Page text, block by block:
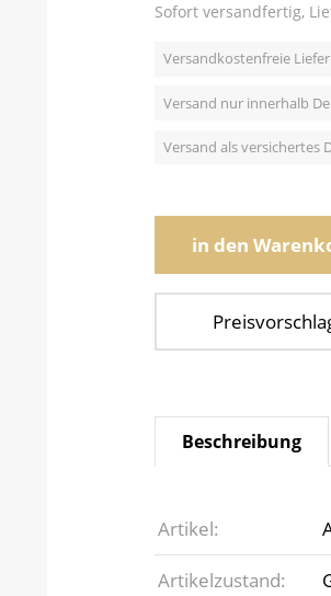
Sofort versandfertig,
Versandkostenfreie
Versand nur innerhalb
Versand als versichertes
in den
Beschreibung
Artikel:
Artikelzustand: